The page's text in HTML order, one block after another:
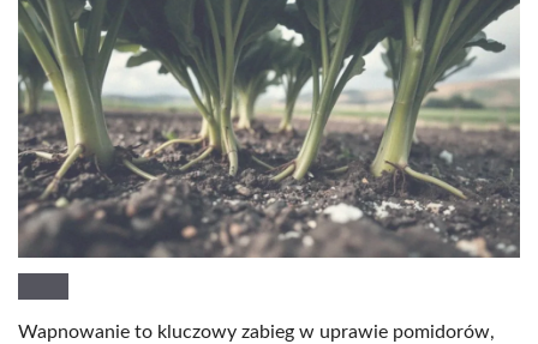
Wapnowanie to kluczowy zabieg w uprawie pomidorów,